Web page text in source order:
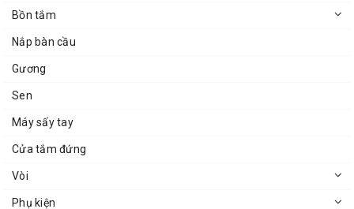
Bồn tắm
Nắp bàn cầu
Gương
Sen
Máy sấy tay
Cửa tắm đứng
Vòi
Phụ kiện